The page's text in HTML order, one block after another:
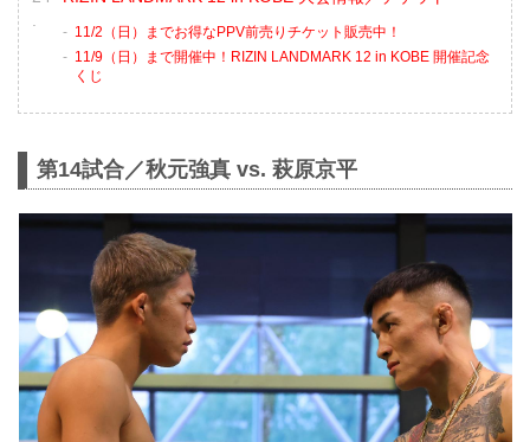
11/2（日）までお得なPPV前売りチケット販売中！
11/9（日）まで開催中！RIZIN LANDMARK 12 in KOBE 開催記念
くじ
第14試合／秋元強真 vs. 萩原京平